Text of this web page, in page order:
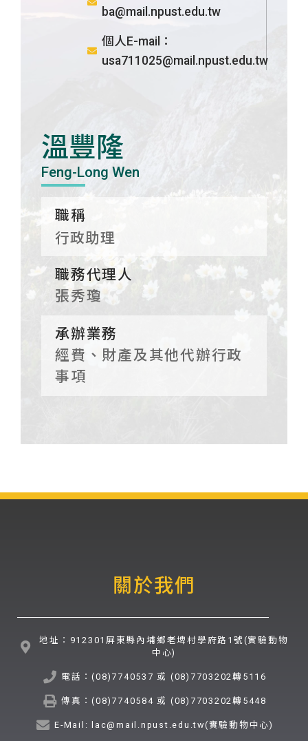
ba@mail.npust.edu.tw
個人E-mail：
usa711025@mail.npust.edu.tw
溫豐隆
Feng-Long Wen
職稱
行政助理
職務代理人
張秀瓊
承辦業務
經費、財產及其他代辦行政
事項
關於我們
地址：912301屏東縣內埔鄉老埤村學府路1號(實驗動物
中心)
電話：(08)7740537 或 (08)7703202轉5116
傳真：(08)7740584 或 (08)7703202轉5448
E-Mail: lac@mail.npust.edu.tw(實驗動物中心)